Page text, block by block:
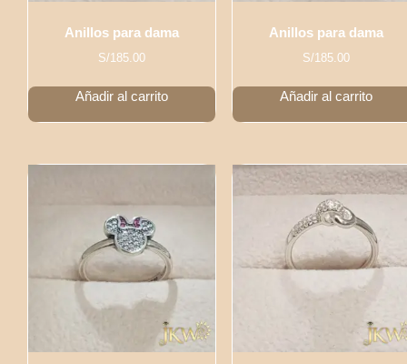
Anillos para dama
S/185.00
Añadir al carrito
Anillos para dama
S/185.00
Añadir al carrito